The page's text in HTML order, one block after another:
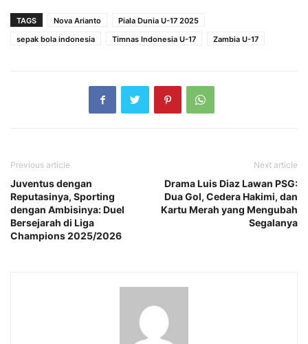
TAGS Nova Arianto
Piala Dunia U-17 2025
sepak bola indonesia
Timnas Indonesia U-17 Zambia U-17
Previous article
Juventus dengan
Reputasinya, Sporting
dengan Ambisinya: Duel
Bersejarah di Liga
Champions 2025/2026
Next article
Drama Luis Diaz Lawan PSG:
Dua Gol, Cedera Hakimi, dan
Kartu Merah yang Mengubah
Segalanya